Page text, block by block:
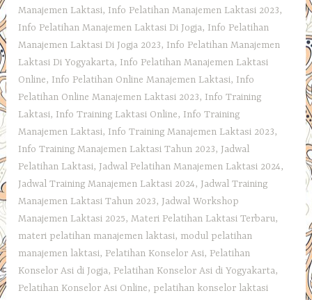
Manajemen Laktasi, Info Pelatihan Manajemen Laktasi 2023,
Info Pelatihan Manajemen Laktasi Di Jogja, Info Pelatihan
Manajemen Laktasi Di Jogja 2023, Info Pelatihan Manajemen
Laktasi Di Yogyakarta, Info Pelatihan Manajemen Laktasi
Online, Info Pelatihan Online Manajemen Laktasi, Info
Pelatihan Online Manajemen Laktasi 2023, Info Training
Laktasi, Info Training Laktasi Online, Info Training
Manajemen Laktasi, Info Training Manajemen Laktasi 2023,
Info Training Manajemen Laktasi Tahun 2023, Jadwal
Pelatihan Laktasi, Jadwal Pelatihan Manajemen Laktasi 2024,
Jadwal Training Manajemen Laktasi 2024, Jadwal Training
Manajemen Laktasi Tahun 2023, Jadwal Workshop
Manajemen Laktasi 2025,Materi Pelatihan Laktasi Terbaru,
materi pelatihan manajemen laktasi, modul pelatihan
manajemen laktasi, Pelatihan Konselor Asi, Pelatihan
Konselor Asi di Jogja, Pelatihan Konselor Asi di Yogyakarta,
Pelatihan Konselor Asi Online, pelatihan konselor laktasi